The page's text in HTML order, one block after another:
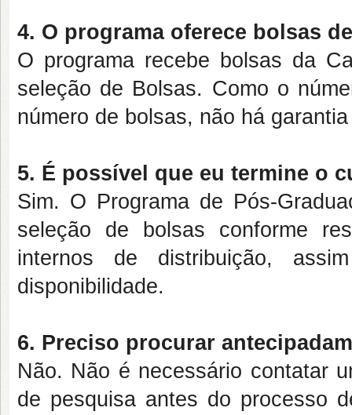
4. O programa oferece bolsas
O programa recebe bolsas da
seleção de Bolsas. Como o
número de bolsas, não há
5. É possível que eu termine o
Sim. O Programa de Pós-
seleção de bolsas conforme
internos de distribuição,
disponibilidade.
6. Preciso procurar
Não. Não é necessário contatar
de pesquisa antes do processo